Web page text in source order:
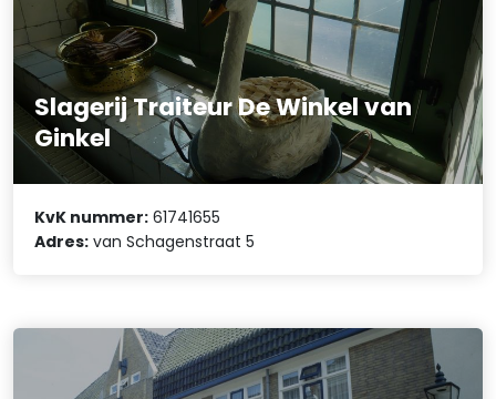
Slagerij Traiteur De Winkel van
Ginkel
KvK nummer: 61741655
Adres: van Schagenstraat 5